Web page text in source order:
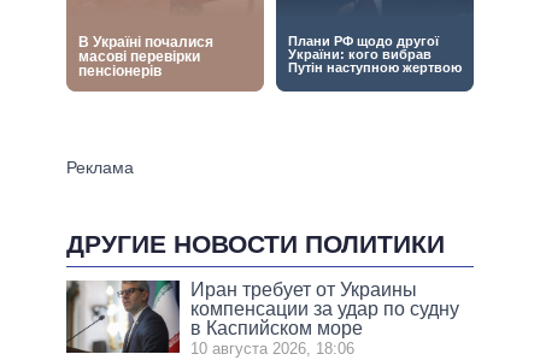
ДРУГИЕ НОВОСТИ ПОЛИТИКИ
Иран требует от Украины
компенсации за удар по судну
в Каспийском море
10 августа 2026, 18:06